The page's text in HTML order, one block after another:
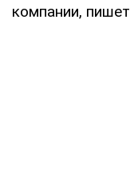
компании, пишет